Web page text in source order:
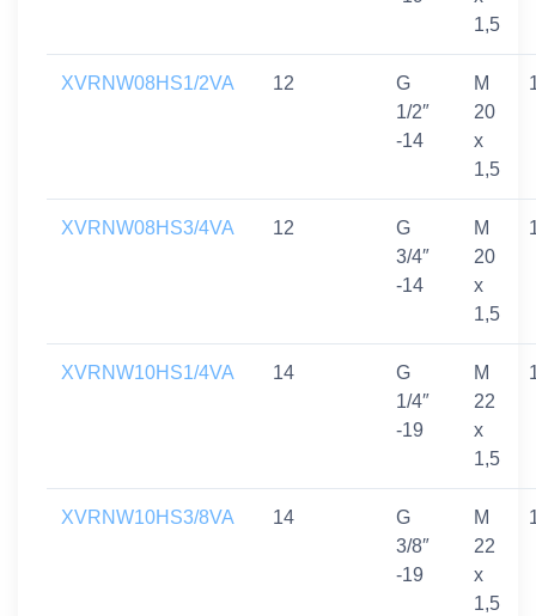
1,5
XVRNW08HS1/2VA 12
G
1/2″
-14
M
20
x
1,5
XVRNW08HS3/4VA 12
G
3/4″
-14
M
20
x
1,5
XVRNW10HS1/4VA 14
G
1/4″
-19
M
22
x
1,5
XVRNW10HS3/8VA 14
G
3/8″
-19
M
22
x
1,5